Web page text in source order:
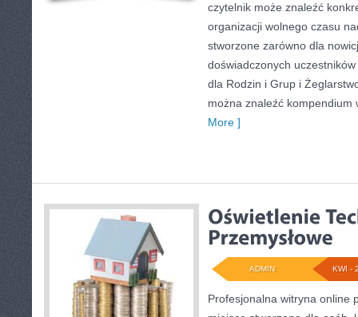
czytelnik może znaleźć
organizacji wolnego czasu
stworzone zarówno dla
doświadczonych
dla Rodzin i Grup i
można znaleźć kompendium
More ]
KWI -
ADMIN
Profesjonalna witryna online